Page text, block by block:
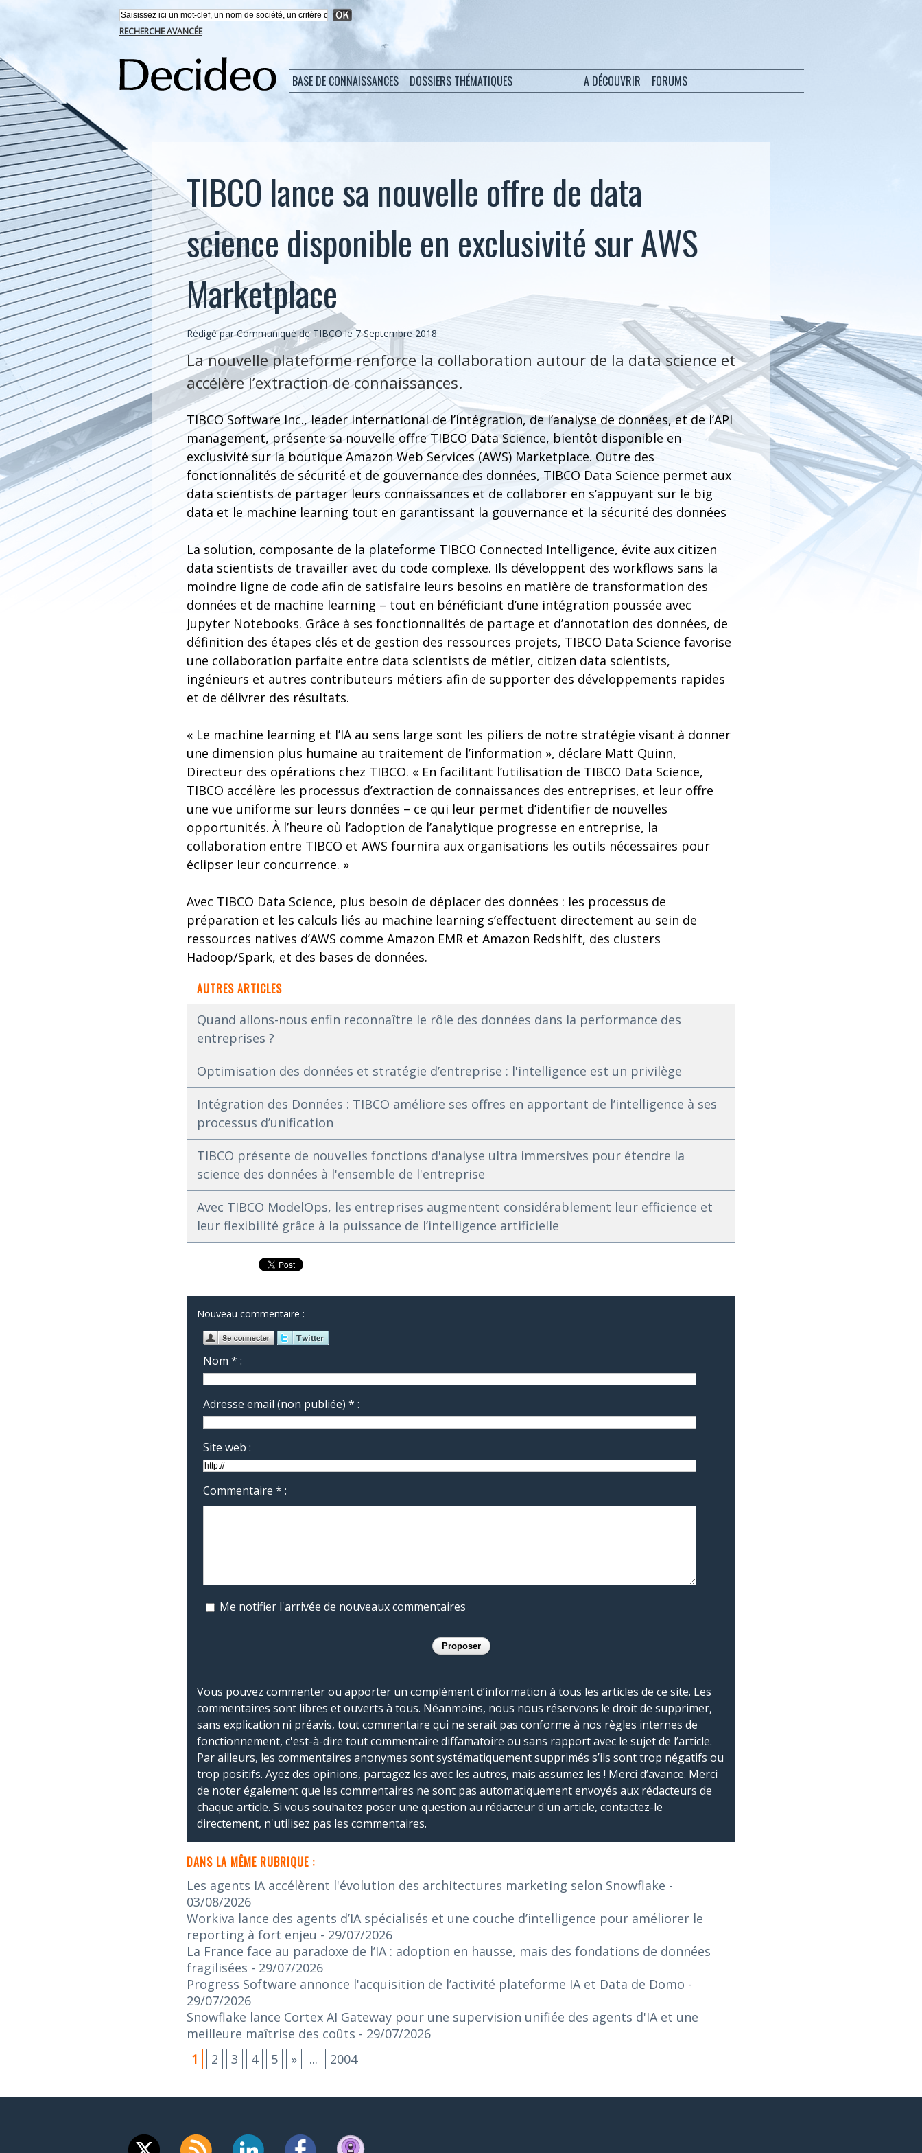
RECHERCHE AVANCÉE
BASE DE CONNAISSANCES DOSSIERS THÉMATIQUES A DÉCOUVRIR FORUMS
TIBCO lance sa nouvelle offre de data
science disponible en exclusivité sur AWS
Marketplace
Rédigé par Communiqué de TIBCO le 7 Septembre 2018
La nouvelle plateforme renforce la collaboration autour de la data science et
accélère l’extraction de connaissances.
TIBCO Software Inc., leader international de l’intégration, de l’analyse de données, et de l’API
management, présente sa nouvelle offre TIBCO Data Science, bientôt disponible en
exclusivité sur la boutique Amazon Web Services (AWS) Marketplace. Outre des
fonctionnalités de sécurité et de gouvernance des données, TIBCO Data Science permet aux
data scientists de partager leurs connaissances et de collaborer en s’appuyant sur le big
data et le machine learning tout en garantissant la gouvernance et la sécurité des données
La solution, composante de la plateforme TIBCO Connected Intelligence, évite aux citizen
data scientists de travailler avec du code complexe. Ils développent des workflows sans la
moindre ligne de code afin de satisfaire leurs besoins en matière de transformation des
données et de machine learning – tout en bénéficiant d’une intégration poussée avec
Jupyter Notebooks. Grâce à ses fonctionnalités de partage et d’annotation des données, de
définition des étapes clés et de gestion des ressources projets, TIBCO Data Science favorise
une collaboration parfaite entre data scientists de métier, citizen data scientists,
ingénieurs et autres contributeurs métiers afin de supporter des développements rapides
et de délivrer des résultats.
« Le machine learning et l’IA au sens large sont les piliers de notre stratégie visant à donner
une dimension plus humaine au traitement de l’information », déclare Matt Quinn,
Directeur des opérations chez TIBCO. « En facilitant l’utilisation de TIBCO Data Science,
TIBCO accélère les processus d’extraction de connaissances des entreprises, et leur offre
une vue uniforme sur leurs données – ce qui leur permet d’identifier de nouvelles
opportunités. À l’heure où l’adoption de l’analytique progresse en entreprise, la
collaboration entre TIBCO et AWS fournira aux organisations les outils nécessaires pour
éclipser leur concurrence. »
Avec TIBCO Data Science, plus besoin de déplacer des données : les processus de
préparation et les calculs liés au machine learning s’effectuent directement au sein de
ressources natives d’AWS comme Amazon EMR et Amazon Redshift, des clusters
Hadoop/Spark, et des bases de données.
AUTRES ARTICLES
Quand allons-nous enfin reconnaître le rôle des données dans la performance des
entreprises ?
Optimisation des données et stratégie d’entreprise : l'intelligence est un privilège
Intégration des Données : TIBCO améliore ses offres en apportant de l’intelligence à ses
processus d’unification
TIBCO présente de nouvelles fonctions d'analyse ultra immersives pour étendre la
science des données à l'ensemble de l'entreprise
Avec TIBCO ModelOps, les entreprises augmentent considérablement leur efficience et
leur flexibilité grâce à la puissance de l’intelligence artificielle
Nouveau commentaire :
Nom * :
Adresse email (non publiée) * :
Site web :
Commentaire * :
Me notifier l'arrivée de nouveaux commentaires
Vous pouvez commenter ou apporter un complément d’information à tous les articles de ce site. Les
commentaires sont libres et ouverts à tous. Néanmoins, nous nous réservons le droit de supprimer,
sans explication ni préavis, tout commentaire qui ne serait pas conforme à nos règles internes de
fonctionnement, c'est-à-dire tout commentaire diffamatoire ou sans rapport avec le sujet de l’article.
Par ailleurs, les commentaires anonymes sont systématiquement supprimés s’ils sont trop négatifs ou
trop positifs. Ayez des opinions, partagez les avec les autres, mais assumez les ! Merci d’avance. Merci
de noter également que les commentaires ne sont pas automatiquement envoyés aux rédacteurs de
chaque article. Si vous souhaitez poser une question au rédacteur d'un article, contactez-le
directement, n'utilisez pas les commentaires.
DANS LA MÊME RUBRIQUE :
Les agents IA accélèrent l'évolution des architectures marketing selon Snowflake -
03/08/2026
Workiva lance des agents d’IA spécialisés et une couche d’intelligence pour améliorer le
reporting à fort enjeu - 29/07/2026
La France face au paradoxe de l’IA : adoption en hausse, mais des fondations de données
fragilisées - 29/07/2026
Progress Software annonce l'acquisition de l’activité plateforme IA et Data de Domo -
29/07/2026
Snowflake lance Cortex AI Gateway pour une supervision unifiée des agents d'IA et une
meilleure maîtrise des coûts - 29/07/2026
1
2 3 4 5 » ... 2004